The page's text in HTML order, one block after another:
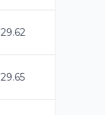
29.62
29.65